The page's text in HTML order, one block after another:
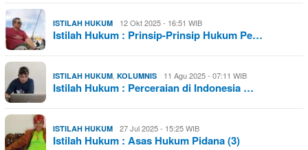
ISTILAH HUKUM 12 Okt 2025 - 16:51 WIB
Istilah Hukum : Prinsip-Prinsip Hukum Pe…
ISTILAH HUKUM, KOLUMNIS 11 Agu 2025 - 07:11 WIB
Istilah Hukum : Perceraian di Indonesia …
ISTILAH HUKUM 27 Jul 2025 - 15:25 WIB
Istilah Hukum : Asas Hukum Pidana (3)